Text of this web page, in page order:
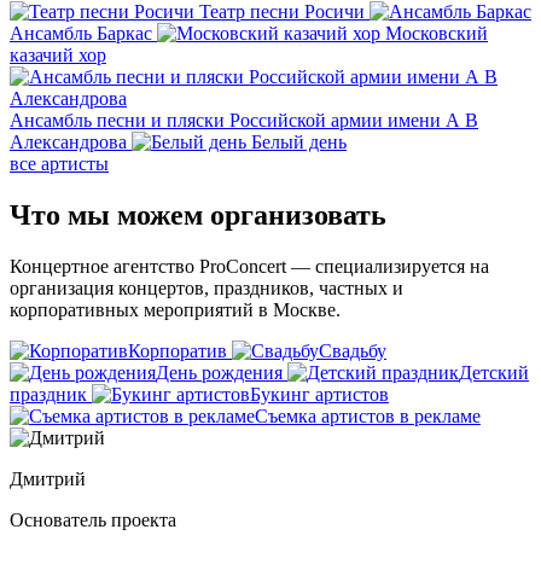
Театр песни Росичи
Ансамбль Баркас
Московский
казачий хор
Ансамбль песни и пляски Российской армии имени А В
Александрова
Белый день
все артисты
Что мы можем организовать
Концертное агентство ProConcert — cпециализируется на
организация концертов, праздников, частных и
корпоративных мероприятий в Москве.
Корпоратив
Свадьбу
День рождения
Детский
праздник
Букинг артистов
Съемка артистов в рекламе
Дмитрий
Основатель проекта